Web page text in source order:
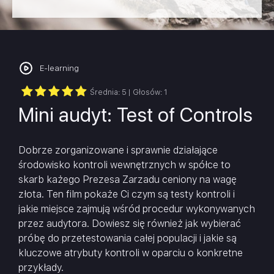
E-learning
Średnia: 5 | Głosów: 1
Mini audyt: Test of Controls
Dobrze zorganizowane i sprawnie działające
środowisko kontroli wewnętrznych w spółce to
skarb każego Prezesa Zarzadu ceniony na wagę
złota. Ten film pokaże Ci czym są testy kontroli i
jakie miejsce zajmują wśród procedur wykonywanych
przez audytora. Dowiesz się również jak wybierać
próbę do przetestowania całej populacji i jakie są
kluczowe atrybuty kontroli w oparciu o konkretne
przykłady.